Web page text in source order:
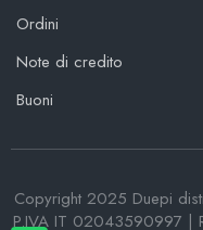
Ordini
Note di credito
Buoni
Copyright 2025 Duepi
P.IVA IT 02043590997 |